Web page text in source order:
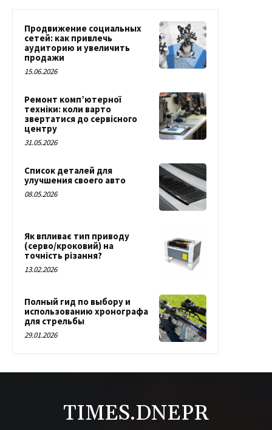
Продвижение социальных
сетей: как привлечь
аудиторию и увеличить
продажи
15.06.2026
Ремонт комп’ютерної
техніки: коли варто
звертатися до сервісного
центру
31.05.2026
Список деталей для
улучшения своего авто
08.05.2026
Як впливає тип приводу
(серво/кроковий) на
точність різання?
13.02.2026
Полный гид по выбору и
использованию хронографа
для стрельбы
29.01.2026
TIMES.DNEPR